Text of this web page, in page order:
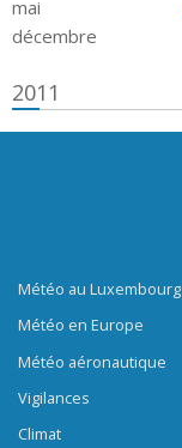
mai
décembre
2011
Météo au Luxembourg
Météo en Europe
Météo aéronautique
Vigilances
Climat